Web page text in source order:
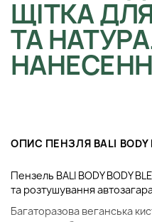
ЩІТКА
ТА
ОПИС ПЕНЗЛЯ BALI BODY
Пензель BALI BODY BODY
та розтушування автозагара
Багаторазова веганська